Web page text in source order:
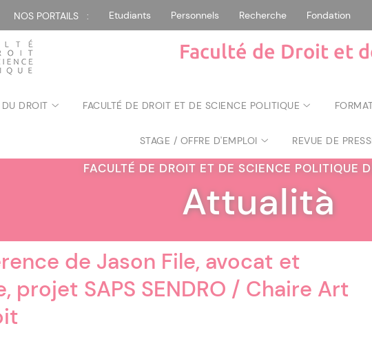
NOS PORTAILS : Etudiants Personnels Recherche Fondation
Faculté de Droit et
DROIT FACULTÉ DE DROIT ET DE SCIENCE POLITIQUE
STAGE / OFFRE D'EMPLOI REVUE DE
FACULTÉ DE DROIT ET DE SCIENCE POLITIQUE
Attualità
de Jason File, avocat et
projet SAPS SENDRO / Chaire Art